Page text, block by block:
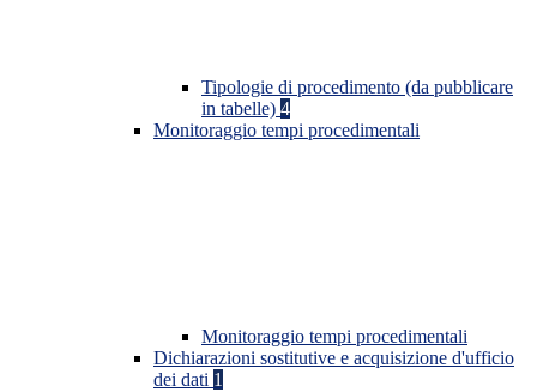
Tipologie di procedimento (da pubblicare
in tabelle) 4
Monitoraggio tempi procedimentali
Monitoraggio tempi procedimentali
Dichiarazioni sostitutive e acquisizione d'ufficio
dei dati 1